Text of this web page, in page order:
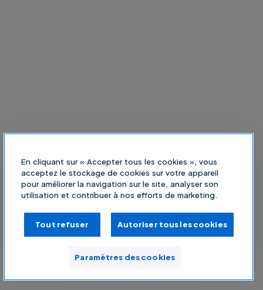
En cliquant sur « Accepter tous les cookies », vous
acceptez le stockage de cookies sur votre appareil
pour améliorer la navigation sur le site, analyser son
utilisation et contribuer à nos efforts de marketing.
Tout refuser Autoriser tous les cookies
Paramètres des cookies